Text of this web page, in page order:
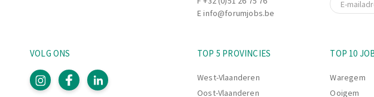
Einfo@forumjobs.be
TOP 5 PROVINCIES
West-Vlaanderen
Oost-Vlaanderen
TOP 10
Waregem
Ooigem
VOLG ONS